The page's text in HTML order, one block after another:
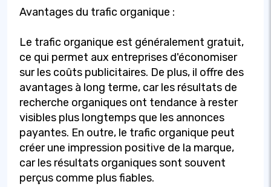
Avantages du trafic organique :
Le trafic organique est généralement gratuit,
ce qui permet aux entreprises d'économiser
sur les coûts publicitaires. De plus, il offre des
avantages à long terme, car les résultats de
recherche organiques ont tendance à rester
visibles plus longtemps que les annonces
payantes. En outre, le trafic organique peut
créer une impression positive de la marque,
car les résultats organiques sont souvent
perçus comme plus fiables.